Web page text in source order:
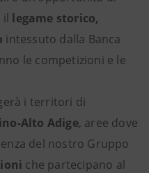
il legame storico,
intessuto dalla Banca
le competizioni e le
i territori di
Alto Adige, aree dove
del nostro Gruppo
che partecipano al